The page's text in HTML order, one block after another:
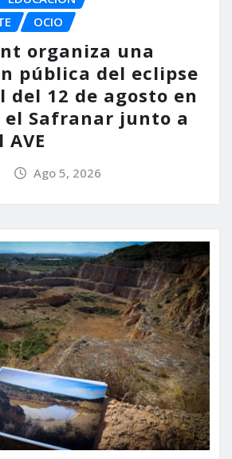
OCIO
organiza una
pública del eclipse
del 12 de agosto en
Safranar junto a
Ago 5, 2026